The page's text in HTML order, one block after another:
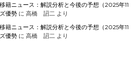
籍ニュース：解説分析と今後の予想（2025年11
優勢に 高橋 詔二 より
籍ニュース：解説分析と今後の予想（2025年11
優勢に 高橋 詔二 より